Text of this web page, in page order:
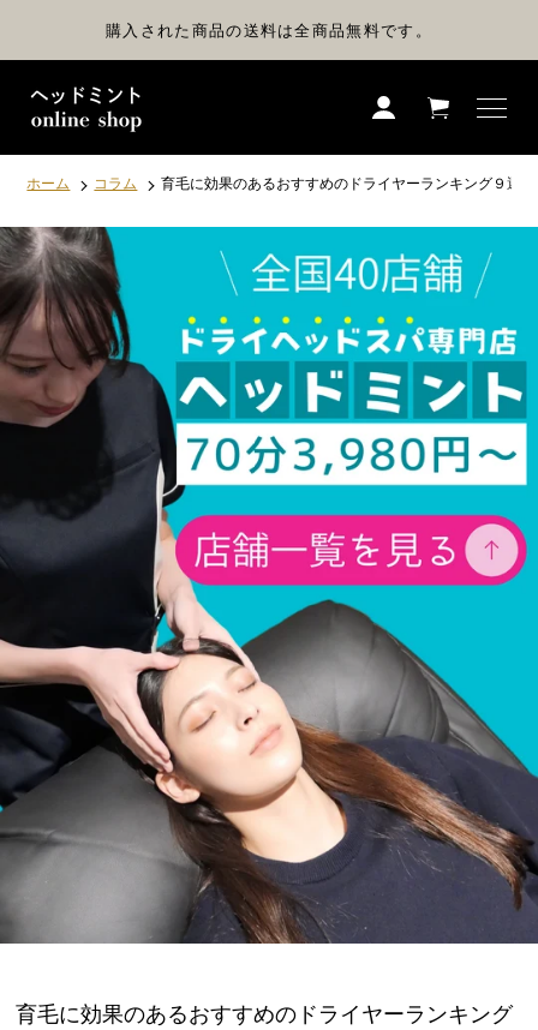
ン
ッ
購入された商品の送料は全商品無料です。
ホーム コラム 育毛に効果のあるおすすめのドライヤーランキング９選
育毛に効果のあるおすすめのドライヤーランキング